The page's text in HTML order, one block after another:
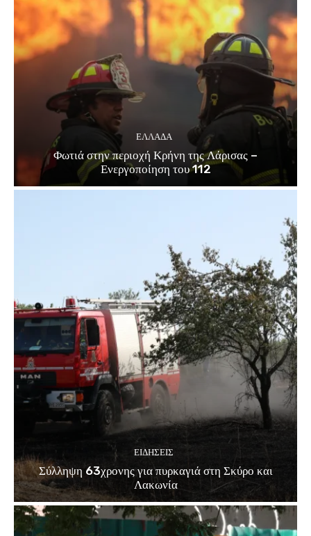
ΕΛΛΑΔΑ
Φωτιά στην περιοχή Κρήνη της Λάρισας –
Ενεργοποίηση του 112
ΕΙΔΗΣΕΙΣ
Σύλληψη 63χρονης για πυρκαγιά στη Σκύρο και
Λακωνία